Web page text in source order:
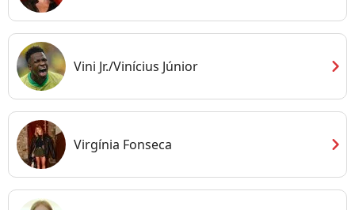
Vini Jr./Vinícius Júnior chevron_right
Virgínia Fonseca chevron_right